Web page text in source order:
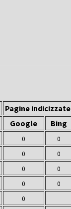
Pagine indicizzate
Google Bing
0 0
0 0
0 0
0 0
0